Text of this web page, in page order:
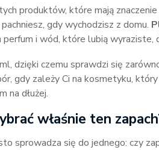
produktów, które mają
gdy wychodzisz z domu.
i wód, które lubią wyraziste,
dzięki czemu sprawdzi się
gdy zależy Ci na kosmetyku, który
na dłużej.
właśnie ten
sprowadza się do jednego: czy